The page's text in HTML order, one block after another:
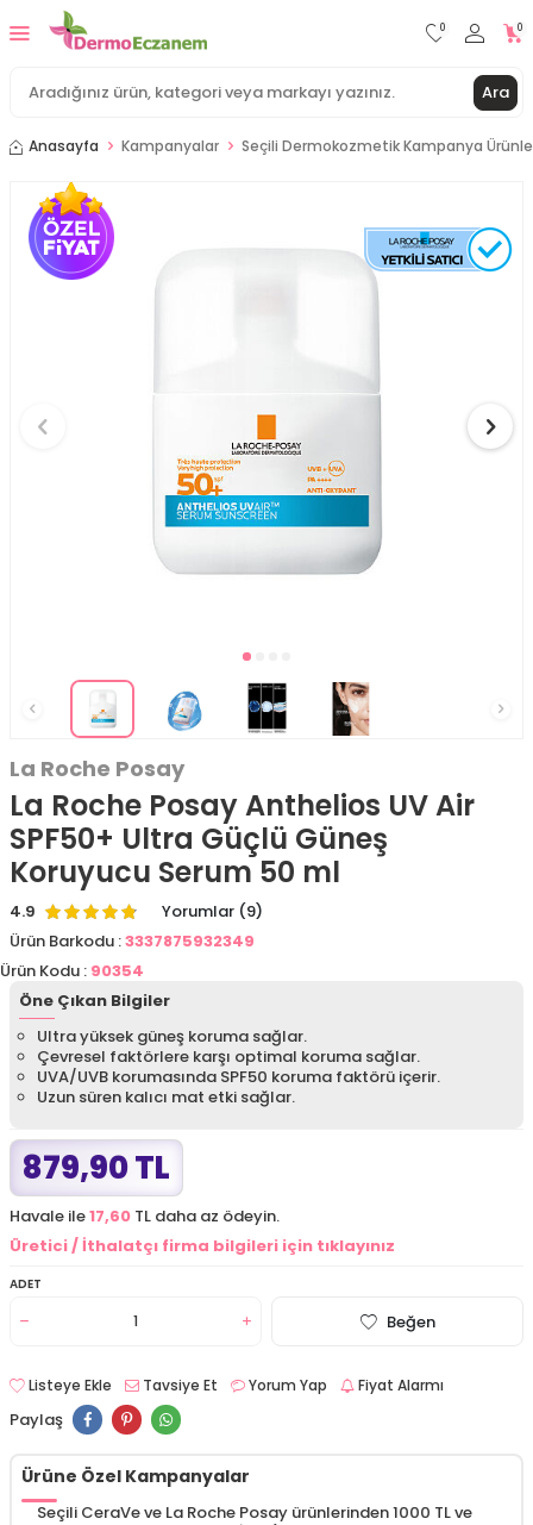
Ara
0 0
Anasayfa Kampanyalar Seçili Dermokozmetik Kampanya
La Roche Posay
La Roche Posay Anthelios UV Air
SPF50+ Ultra Güçlü Güneş
Koruyucu Serum 50 ml
4.9
Yorumlar (9)
Ürün Barkodu :3337875932349
Ürün Kodu : 90354
Öne Çıkan Bilgiler
Ultra yüksek güneş koruma sağlar.
Çevresel faktörlere karşı optimal koruma sağlar.
UVA/UVB korumasında SPF50 koruma faktörü içerir.
Uzun süren kalıcı mat etki sağlar.
879,90 TL
Havale ile17,60 TL daha az ödeyin.
Üretici / İthalatçı firma bilgileri için tıklayınız
ADET
Beğen
Listeye Ekle Tavsiye Et Yorum Yap Fiyat Alarmı
Paylaş
Ürüne Özel Kampanyalar
Seçili CeraVe ve La Roche Posay ürünlerinden 1000 TL ve